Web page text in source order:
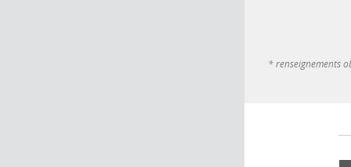
* renseignements